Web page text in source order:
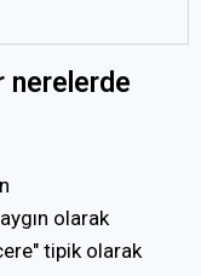
nerelerde
olarak
tipik olarak